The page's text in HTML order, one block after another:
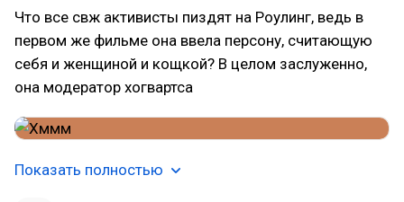
Что все свж активисты пиздят на Роулинг, ведь в
первом же фильме она ввела персону, считающую
себя и женщиной и кощкой? В целом заслуженно,
она модератор хогвартса
Показать полностью